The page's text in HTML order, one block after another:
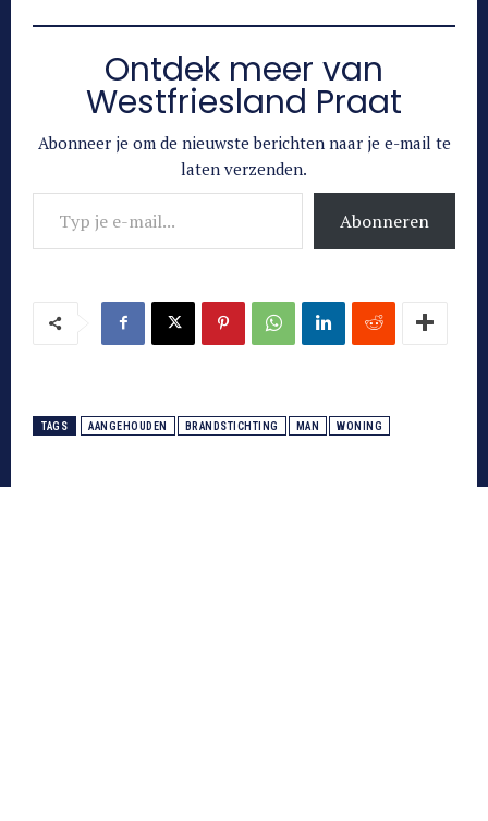
Ontdek meer van
Westfriesland Praat
Abonneer je om de nieuwste berichten naar je e-mail te
laten verzenden.
Typ je e-mail...
Abonneren
TAGS AANGEHOUDEN BRANDSTICHTING MAN WONING